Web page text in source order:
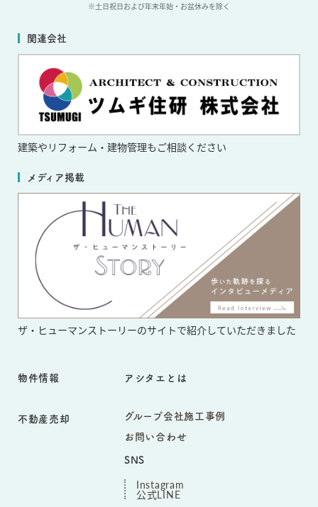
※土日祝日および年末年始・お盆休みを除く
関連会社
建築やリフォーム・ 建物管理もご相談ください
メディア掲載
ザ・ヒューマンストーリーのサイトで紹介していただきました
物件情報
不動産売却
アシタエとは
グループ会社施工事例
お問い合わせ
SNS
Instagram
公式LINE